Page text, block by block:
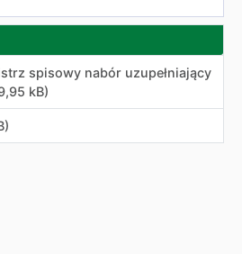
spisowy nabór uzupełniający
kB)